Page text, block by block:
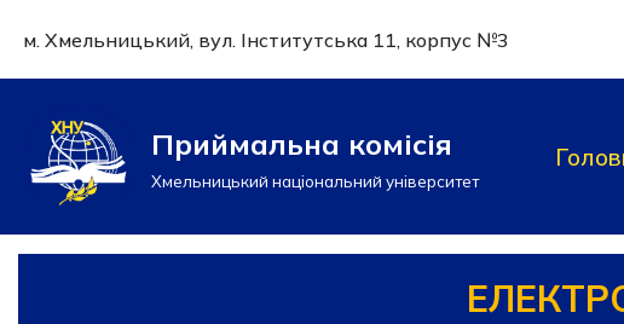
вмісту
м. Хмельницький, вул. Інститутська 11, корпус №3
Приймальна комісія
Хмельницький національний університет